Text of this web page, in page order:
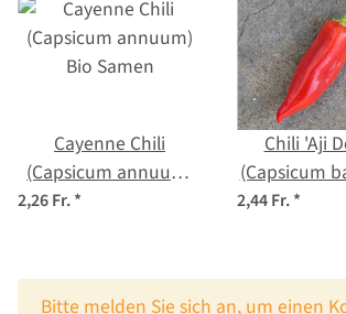
Cayenne Chili
(Capsicum annuum)
Bio Samen
2,26 Fr.*
Chili 'Aji
(Capsicum
Bio-
2,44 Fr.*
x
Bitte melden Sie sich an, um einen